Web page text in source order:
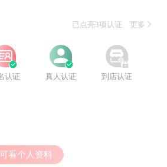
已点亮3项认证 更多

认证


真人认证


到店认证
看个人资料